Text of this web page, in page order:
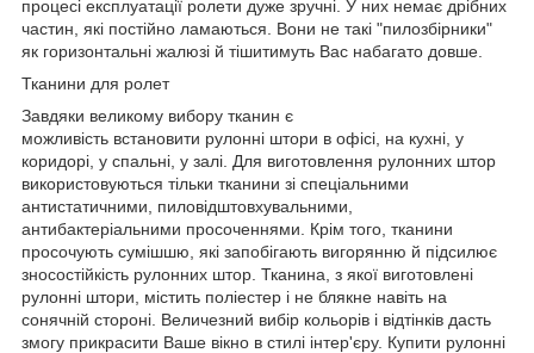
процесі експлуатації ролети дуже зручні. У них немає дрібних
частин, які постійно ламаються. Вони не такі "пилозбірники"
як горизонтальні жалюзі й тішитимуть Вас набагато довше.
Тканини для ролет
Завдяки великому вибору тканин є
можливість встановити рулонні штори в офісі, на кухні, у
коридорі, у спальні, у залі. Для виготовлення рулонних штор
використовуються тільки тканини зі спеціальними
антистатичними, пиловідштовхувальними,
антибактеріальними просоченнями. Крім того, тканини
просочують сумішшю, які запобігають вигорянню й підсилює
зносостійкість рулонних штор. Тканина, з якої виготовлені
рулонні штори, містить поліестер і не блякне навіть на
сонячній стороні. Величезний вибір кольорів і відтінків дасть
змогу прикрасити Ваше вікно в стилі інтер'єру. Купити рулонні